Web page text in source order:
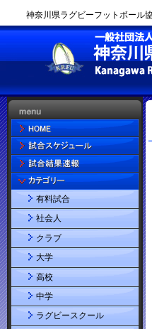
神奈川県ラグビーフットボール
有料試合
社会人
クラブ
大学
高校
中学
ラグビースクール